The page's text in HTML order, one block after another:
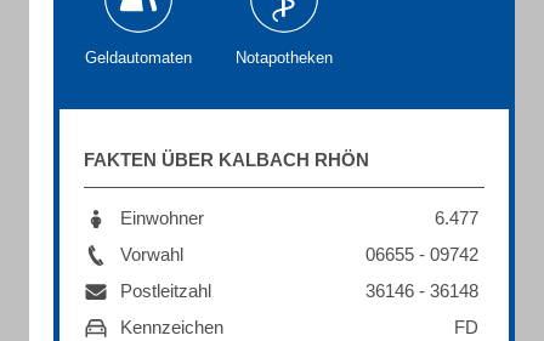
Geldautomaten Notapotheken
FAKTEN ÜBER KALBACH RHÖN
Einwohner
6.477
Vorwahl
06655 - 09742
Postleitzahl
36146 - 36148
Kennzeichen
FD